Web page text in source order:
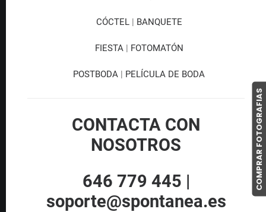
CÓCTEL| BANQUETE
FIESTA| FOTOMATÓN
POSTBODA | PELÍCULA DE BODA
CONTACTA CON
NOSOTROS
646 779 445 |
soporte@spontanea.es
COMPRAR FOTOGRAFIAS